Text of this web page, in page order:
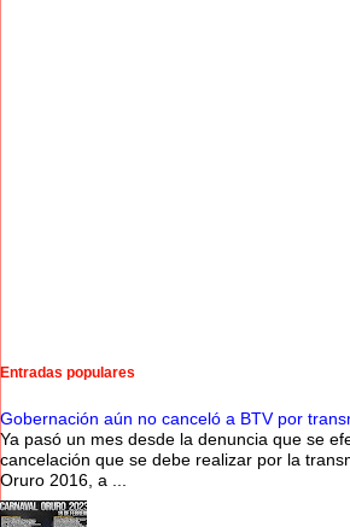
Entradas populares
Gobernación aún no canceló a BTV por
Ya pasó un mes desde la denuncia que se
cancelación que se debe realizar por la
Oruro 2016, a ...